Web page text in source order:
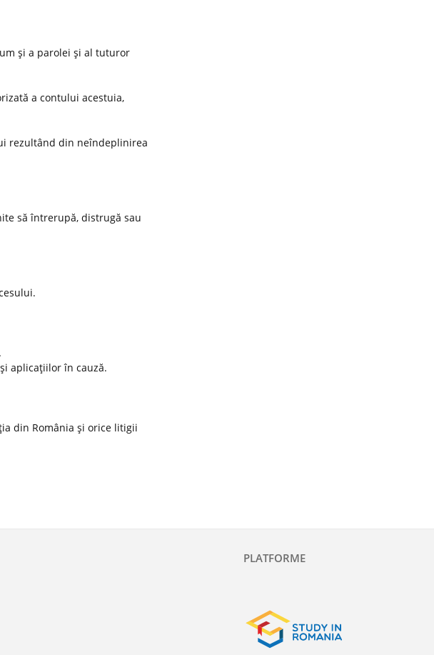
şi a parolei şi al tuturor
a contului acestuia,
rezultând din neîndeplinirea
să întrerupă, distrugă sau
aplicaţiilor în cauză.
din România şi orice litigii
PLATFORME